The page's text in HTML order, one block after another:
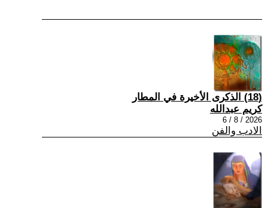
(18) الذكرى الأخيرة في المطار
كريم عبدالله
2026 / 8 / 6
الادب والفن